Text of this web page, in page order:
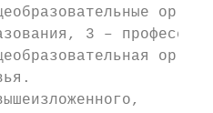
3 –